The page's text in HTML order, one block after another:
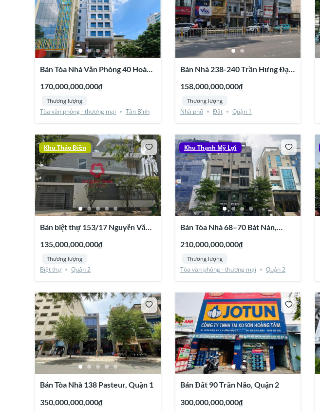
Bán Tòa Nhà Văn Phòng 40 Hoàng
170,000,000,000₫
Thương lượng
Tòa văn phòng - thương mại Tân Bình
Bán Nhà 238-240 Trần Hưng Đạo,
158,000,000,000₫
Thương lượng
Nhà phố Đất Quận 1
Khu Thảo Điền
Bán biệt thự 153/17 Nguyễn Văn
135,000,000,000₫
Thương lượng
Biệt thự Quận 2
Khu Thạnh Mỹ Lợi
Bán Tòa Nhà 68–70 Bát Nàn,
210,000,000,000₫
Thương lượng
Tòa văn phòng - thương mại Quận 2
Bán Tòa Nhà 138 Pasteur, Quận 1
350,000,000,000₫
Bán Đất 90 Trần Não, Quận 2
300,000,000,000₫